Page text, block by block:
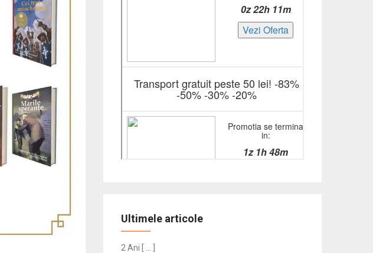
Ultimele articole
2 Ani [ … ]